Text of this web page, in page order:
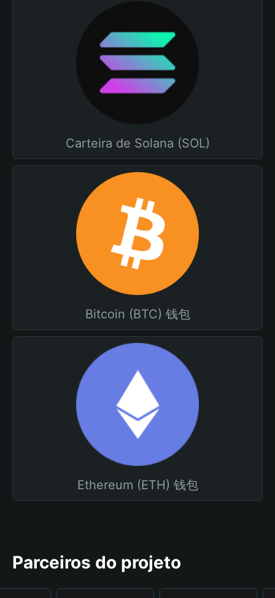
Carteira de Solana (SOL)
Bitcoin (BTC) 钱包
Ethereum (ETH) 钱包
Parceiros do projeto